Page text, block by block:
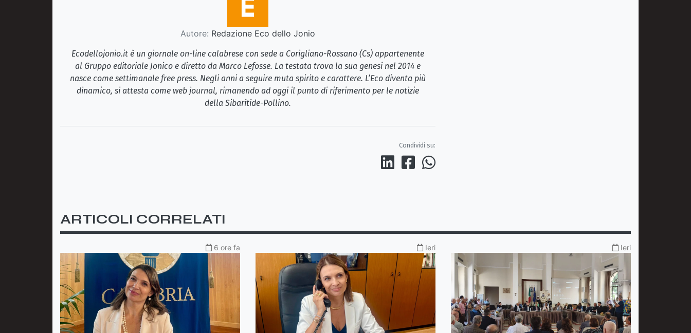
Autore: Redazione Eco dello Jonio
Ecodellojonio.it è un giornale on-line calabrese con sede a Corigliano-Rossano (Cs) appartenente
al Gruppo editoriale Jonico e diretto da Marco Lefosse. La testata trova la sua genesi nel 2014 e
nasce come settimanale free press. Negli anni a seguire muta spirito e carattere. L’Eco diventa più
dinamico, si attesta come web journal, rimanendo ad oggi il punto di riferimento per le notizie
della Sibaritide-Pollino.
Condividi su:
ARTICOLI CORRELATI
6 ore fa Ieri Ieri